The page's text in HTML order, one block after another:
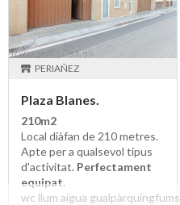
PERIAÑEZ
Plaza Blanes.
210m2
Local diàfan de 210 metres.
Apte per a qualsevol tipus
d'activitat. Perfectament
equipat.
wc llum aigua gualpàrquingfums